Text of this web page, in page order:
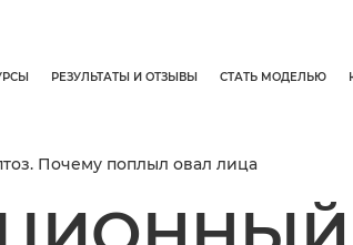
РЕЗУЛЬТАТЫ И ОТЗЫВЫ СТАТЬ МОДЕЛЬЮ
Почему поплыл овал лица